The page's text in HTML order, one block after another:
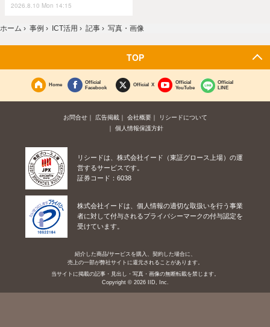
2026.8.10 Mon 14:15
ホーム › 事例 › ICT活用 › 記事 › 写真・画像
TOP
Home
Official
Facebook
Official X
Official
YouTube
Official
LINE
お問合せ 広告掲載 会社概要
リシードについて
個人情報保護方針
リシードは、株式会社イード（東証グロース上場）の運
営するサービスです。
証券コード：6038
株式会社イードは、個人情報の適切な取扱いを行う事業
者に対して付与されるプライバシーマークの付与認定を
受けています。
紹介した商品/サービスを購入、契約した場合に、
売上の一部が弊社サイトに還元されることがあります。
当サイトに掲載の記事・見出し・写真・画像の無断転載を禁じます。
Copyright © 2026 IID, Inc.